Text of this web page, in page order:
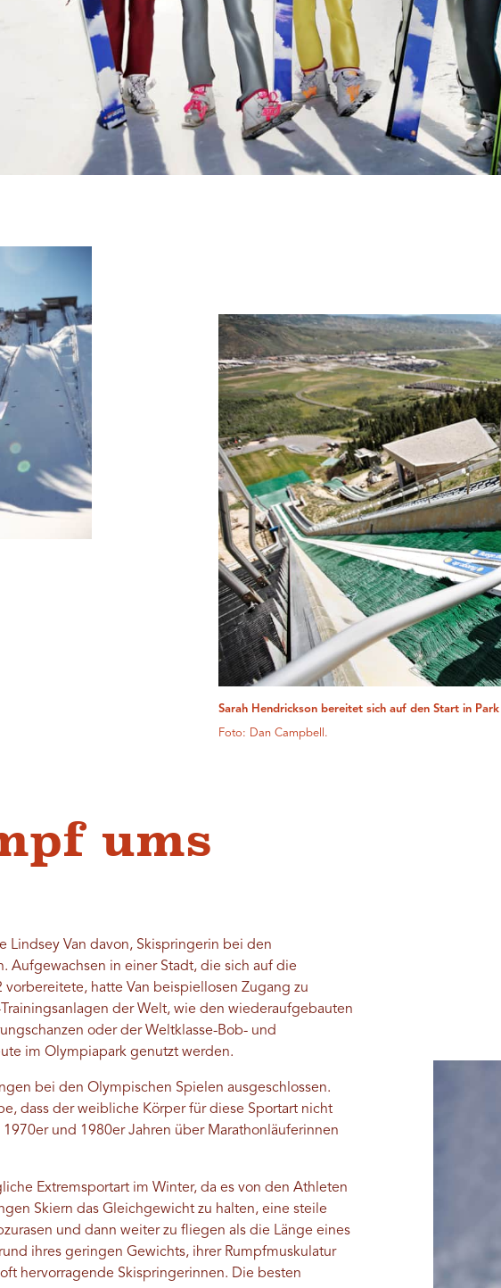
Sarah Hendrickson bereitet sich auf den Start in
Foto: Dan Campbell.
ums
Lindsey Van davon, Skispringerin bei den
Aufgewachsen in einer Stadt, die sich auf die
hatte Van beispiellosen Zugang zu
der Welt, wie den wiederaufgebauten
oder der Weltklasse-Bob- und
im Olympiapark genutzt werden.
bei den Olympischen Spielen ausgeschlossen.
dass der weibliche Körper für diese Sportart nicht
und 1980er Jahren über Marathonläuferinnen
Extremsportart im Winter, da es von den Athleten
Skiern das Gleichgewicht zu halten, eine steile
und dann weiter zu fliegen als die Länge eines
ihres geringen Gewichts, ihrer Rumpfmuskulatur
hervorragende Skispringerinnen. Die besten